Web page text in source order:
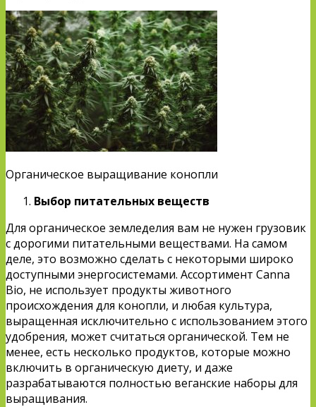
Органическое выращивание конопли
Выбор питательных веществ
Для органическое земледелия вам не нужен грузовик
с дорогими питательными веществами. На самом
деле, это возможно сделать с некоторыми широко
доступными энергосистемами. Ассортимент Canna
Bio, не использует продукты животного
происхождения для конопли, и любая культура,
выращенная исключительно с использованием этого
удобрения, может считаться органической. Тем не
менее, есть несколько продуктов, которые можно
включить в органическую диету, и даже
разрабатываются полностью веганские наборы для
выращивания.